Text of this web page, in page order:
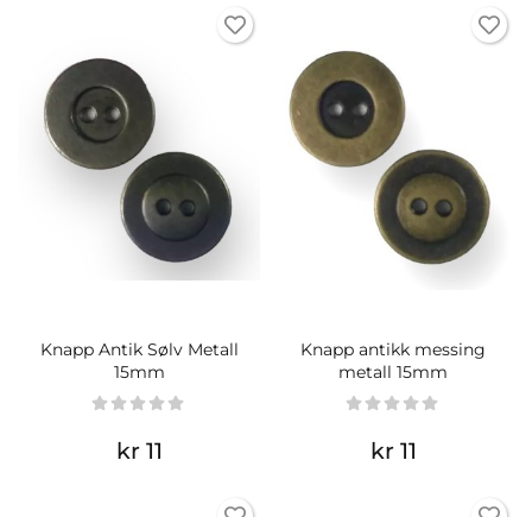
Knapp Antik Sølv Metall
15mm
kr 11
Knapp antikk messing
metall 15mm
kr 11